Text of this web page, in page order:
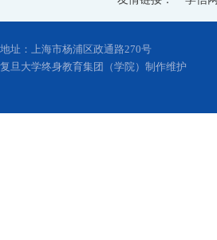
地址：上海市杨浦区政通路270号
复旦大学终身教育集团（学院）制作维护